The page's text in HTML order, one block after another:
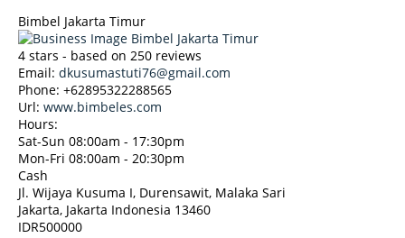
Bimbel Jakarta Timur
4 stars - based on 250 reviews
Email: dkusumastuti76@gmail.com
Phone: +62895322288565
Url: www.bimbeles.com
Hours:
Sat-Sun 08:00am - 17:30pm
Mon-Fri 08:00am - 20:30pm
Cash
Jl. Wijaya Kusuma I, Durensawit, Malaka Sari
Jakarta, Jakarta Indonesia 13460
IDR500000